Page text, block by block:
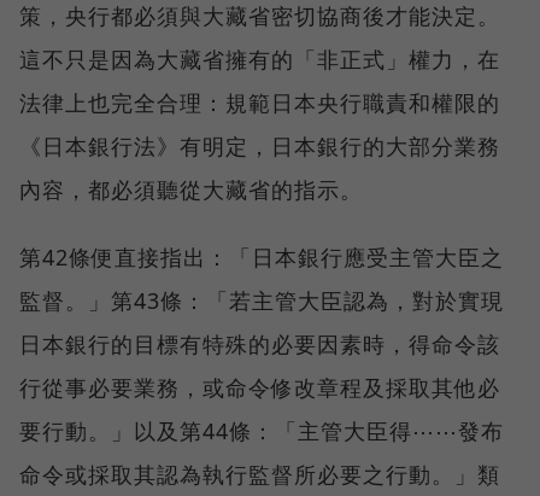
策，央行都必須與大藏省密切協商後才能決定。
這不只是因為大藏省擁有的「非正式」權力，在
法律上也完全合理：規範日本央行職責和權限的
《日本銀行法》有明定，日本銀行的大部分業務
內容，都必須聽從大藏省的指示。
第42條便直接指出：「日本銀行應受主管大臣之
監督。」第43條：「若主管大臣認為，對於實現
日本銀行的目標有特殊的必要因素時，得命令該
行從事必要業務，或命令修改章程及採取其他必
要行動。」以及第44條：「主管大臣得⋯⋯發布
命令或採取其認為執行監督所必要之行動。」類